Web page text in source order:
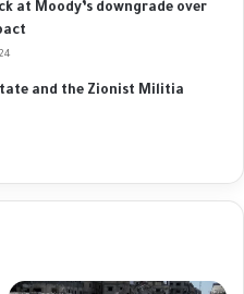
at Moody’s downgrade over
and the Zionist Militia